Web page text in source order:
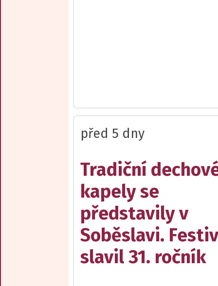
před 5 dny
Tradiční
kapely se
představily v
Soběslavi.
slavil 31. ročník